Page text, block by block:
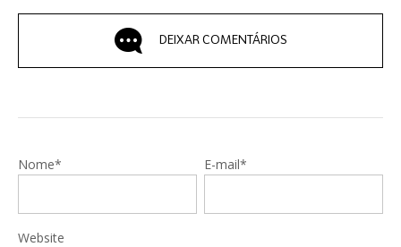
DEIXAR COMENTÁRIOS
Nome* E-mail*
Website